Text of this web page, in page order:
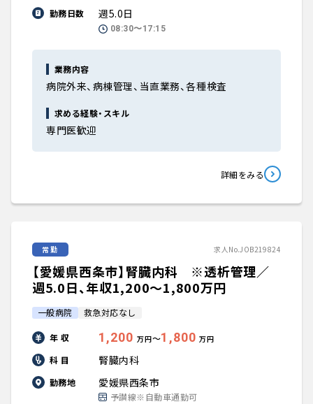
勤務日数
週5.0日
08:30〜17:15
業務内容
病院外来、病棟管理、当直業務、各種検査
求める経験・スキル
専門医歓迎
詳細をみる
常勤 求人No.JOB219824
【愛媛県西条市】腎臓内科 ※透析管理／
週5.0日、年収1,200〜1,800万円
一般病院 救急対応なし
年 収 1,200 万円〜1,800 万円
科 目 腎臓内科
勤務地 愛媛県西条市
予讃線※自動車通勤可